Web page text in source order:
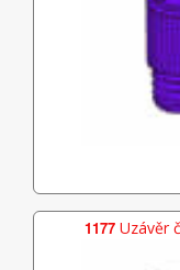
1177Uzávěr